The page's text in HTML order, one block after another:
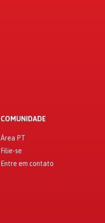
COMUNIDADE
Área PT
Filie-se
Entre em contato